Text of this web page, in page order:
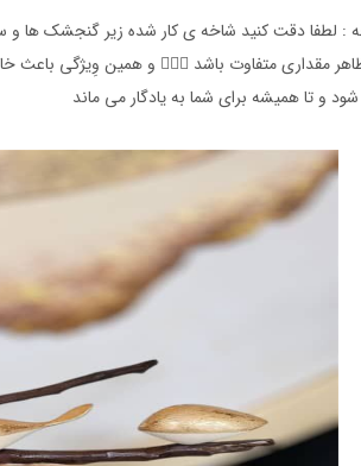
: لطفا دقت کنید شاخه ی کار شده زیر گنجشک ها
مقداری متفاوت باشد 👌🏻🌷 و همین وِیژگی
و تا همیشه برای شما به یادگار می ماند